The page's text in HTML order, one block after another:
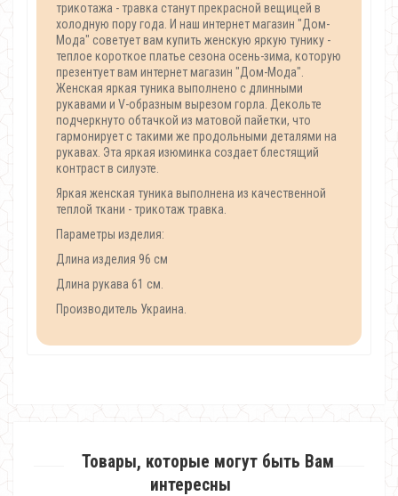
трикотажа - травка станут прекрасной вещицей в
холодную пору года. И наш интернет магазин "Дом-
Мода" советует вам купить женскую яркую тунику -
теплое короткое платье сезона осень-зима, которую
презентует вам интернет магазин "Дом-Мода".
Женская яркая туника выполнено с длинными
рукавами и V-образным вырезом горла. Декольте
подчеркнуто обтачкой из матовой пайетки, что
гармонирует с такими же продольными деталями на
рукавах. Эта яркая изюминка создает блестящий
контраст в силуэте.
Яркая женская туника выполнена из качественной
теплой ткани - трикотаж травка.
Параметры изделия:
Длина изделия 96 см
Длина рукава 61 см.
Производитель Украина.
Товары, которые могут быть Вам
интересны